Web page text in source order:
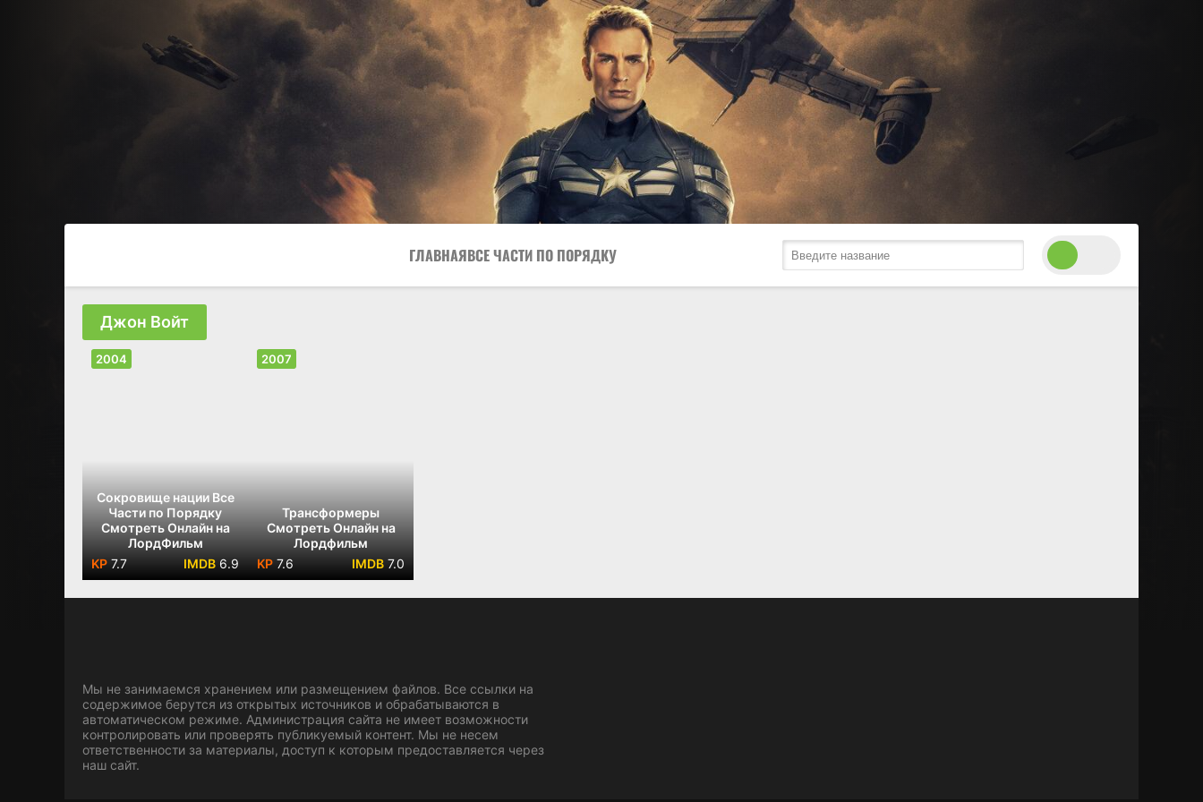
ГЛАВНАЯВСЕ ЧАСТИ ПО ПОРЯДКУ
Джон Войт
Сокровище нации Все
Части по Порядку
Смотреть Онлайн на
ЛордФильм
7.7
6.9
2004
Трансформеры
Смотреть Онлайн на
Лордфильм
7.6
7.0
2007
Мы не занимаемся хранением или размещением файлов. Все ссылки на
содержимое берутся из открытых источников и обрабатываются в
автоматическом режиме. Администрация сайта не имеет возможности
контролировать или проверять публикуемый контент. Мы не несем
ответственности за материалы, доступ к которым предоставляется через
наш сайт.